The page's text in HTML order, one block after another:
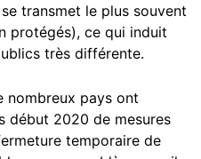
transmet le plus souvent
protégés), ce qui induit
très différente.
nombreux pays ont
début 2020 de mesures
temporaire de